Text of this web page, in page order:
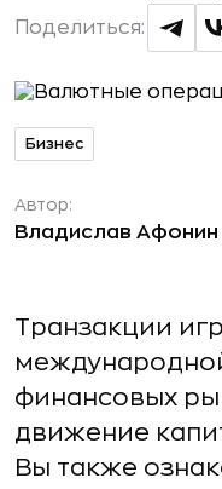
Поделиться:
Бизнес
Автор:
Владислав Афонин
Транзакции
финансовых
движение
Вы также